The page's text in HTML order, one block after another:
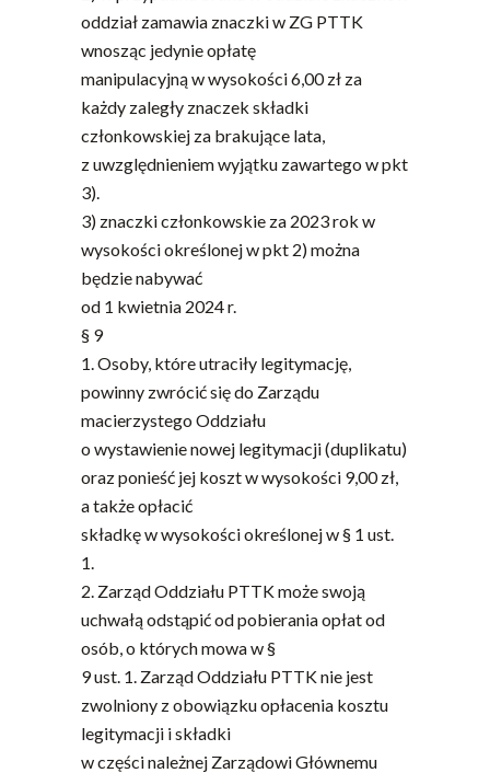
oddział zamawia znaczki w ZG PTTK
wnosząc jedynie opłatę
manipulacyjną w wysokości 6,00 zł za
każdy zaległy znaczek składki
członkowskiej za brakujące lata,
z uwzględnieniem wyjątku zawartego w pkt
3).
3) znaczki członkowskie za 2023 rok w
wysokości określonej w pkt 2) można
będzie nabywać
od 1 kwietnia 2024 r.
§ 9
1. Osoby, które utraciły legitymację,
powinny zwrócić się do Zarządu
macierzystego Oddziału
o wystawienie nowej legitymacji (duplikatu)
oraz ponieść jej koszt w wysokości 9,00 zł,
a także opłacić
składkę w wysokości określonej w § 1 ust.
1.
2. Zarząd Oddziału PTTK może swoją
uchwałą odstąpić od pobierania opłat od
osób, o których mowa w §
9 ust. 1. Zarząd Oddziału PTTK nie jest
zwolniony z obowiązku opłacenia kosztu
legitymacji i składki
w części należnej Zarządowi Głównemu